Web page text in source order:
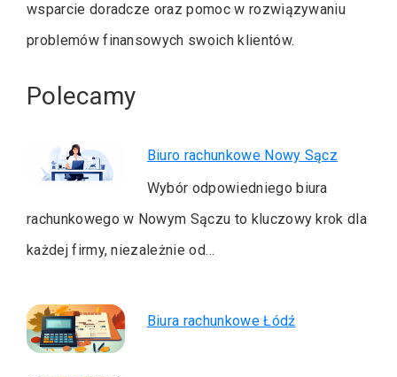
wsparcie doradcze oraz pomoc w rozwiązywaniu
problemów finansowych swoich klientów.
Polecamy
Biuro rachunkowe Nowy Sącz
Wybór odpowiedniego biura
rachunkowego w Nowym Sączu to kluczowy krok dla
każdej firmy, niezależnie od…
Biura rachunkowe Łódź